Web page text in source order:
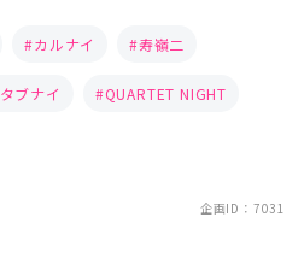
カルナイ 寿嶺二
タブナイ QUARTET NIGHT
企画ID：7031